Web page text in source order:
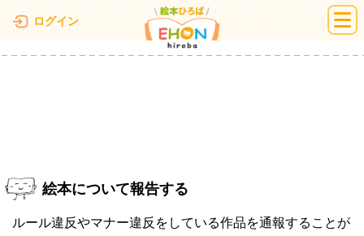
ログイン 絵本ひろば
絵本について報告する
ルール違反やマナー違反をしている作品を通報することが